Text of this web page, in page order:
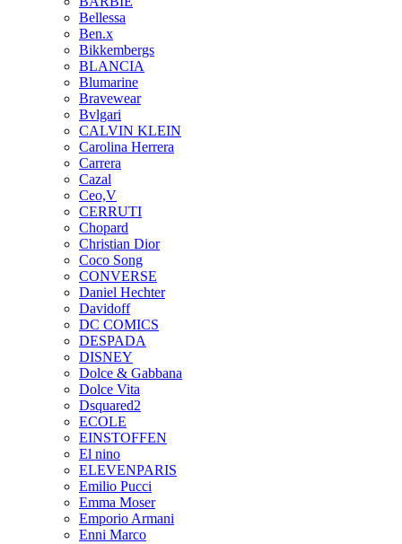
Bellessa
Ben.x
Bikkembergs
BLANCIA
Blumarine
Bravewear
Bvlgari
CALVIN KLEIN
Carolina Herrera
Carrera
Cazal
Ceo,V
CERRUTI
Chopard
Christian Dior
Coco Song
CONVERSE
Daniel Hechter
Davidoff
DC COMICS
DESPADA
DISNEY
Dolce & Gabbana
Dolce Vita
Dsquared2
ECOLE
EINSTOFFEN
El nino
ELEVENPARIS
Emilio Pucci
Emma Moser
Emporio Armani
Enni Marco